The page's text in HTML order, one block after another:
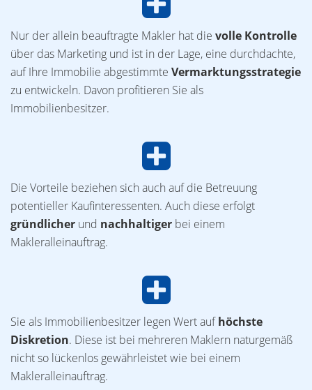
Nur der allein beauftragte Makler hat die volle Kontrolle
über das Marketing und ist in der Lage, eine durchdachte,
auf Ihre Immobilie abgestimmte Vermarktungsstrategie
zu entwickeln. Davon profitieren Sie als
Immobilienbesitzer.
Die Vorteile beziehen sich auch auf die Betreuung
potentieller Kaufinteressenten. Auch diese erfolgt
gründlicher und nachhaltiger bei einem
Makleralleinauftrag.
Sie als Immobilienbesitzer legen Wert aufhöchste
Diskretion. Diese ist bei mehreren Maklern naturgemäß
nicht so lückenlos gewährleistet wie bei einem
Makleralleinauftrag.